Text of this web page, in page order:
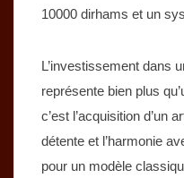
10000 dirhams et un
L’investissement dans
représente bien plus
c’est l’acquisition d’un
détente et l’harmonie
pour un modèle